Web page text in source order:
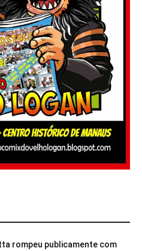
rompeu publicamente com